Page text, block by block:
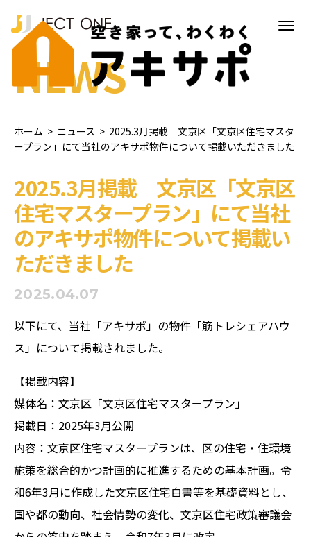
NEWS
ホーム > ニュース > 2025.3月掲載 文京区「文京区住宅マスタ
ープラン」にて当社のアキサポ物件について掲載いただきました
2025.3月掲載 文京区「文京区
住宅マスタープラン」にて当社
のアキサポ物件について掲載い
ただきました
2025.04.07
以下にて、当社「アキサポ」の物件「筋トレシェアハウ
ス」について掲載されました。
【掲載内容】
媒体名：文京区「文京区住宅マスタープラン」
掲載日：2025年3月公開
内容：文京区住宅マスタープランは、区の住宅・住環境
施策を総合的かつ計画的に推進するための基本計画。令
和6年3月に作成した文京区住宅白書等を基礎資料とし、
国や都の動向、社会情勢の変化、文京区住宅政策審議会